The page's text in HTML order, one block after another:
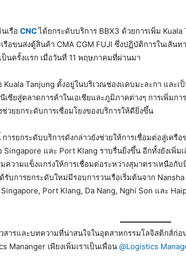
เรือ CNCได้ยกระดับบริการ BBX3 ด้วยการเพิ่ม Kuala
รือขนส่งตู้สินค้า CMA CGM FUJI ซึ่งปฏิบัติการในเส้นท
ป็นครั้งแรก เมื่อวันที่ 11 พฤษภาคมที่ผ่านมา
Kuala Tanjung ตั้งอยู่ในบริเวณช่องแคบมะละกา และเ
เซียสู่ตลาดการค้าในเอเชียและภูมิภาคต่างๆ การเพิ่มก
วยยกระดับการเชื่อมโยงของบริการให้ดียิ่งขึ้น
ารยกระดับบริการดังกล่าวยังช่วยให้การเชื่อมต่อสู่เครื
Singapore และ Port Klang ราบรื่นยิ่งขึ้น อีกทั้งยังเพิ่
มความแข็งแกร่งให้การเชื่อมต่อระหว่างสุมาตราเหนือ
รับการยกระดับใหม่มีรอบการวนเรือเริ่มต้นจาก
Port Klang, Da Nang, Nghi Son และ
สารและบทความที่น่าสนใจในอุตสาหกรรมโลจิสติกส์ก่อ
Mananger เพียงเพิ่มเราเป็นเพื่อน @Logistics